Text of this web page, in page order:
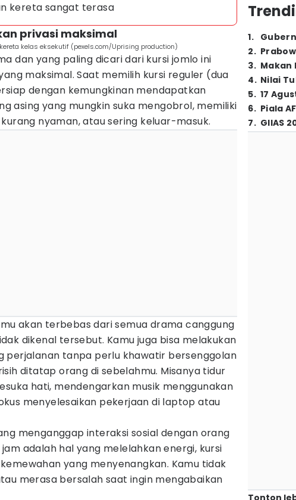
kereta sangat terasa
privasi maksimal
kelas eksekutif (pexels.com/Uprising production)
dan yang paling dicari dari kursi jomlo ini
maksimal. Saat memilih kursi reguler (dua
dengan kemungkinan mendapatkan
asing yang mungkin suka mengobrol, memiliki
nyaman, atau sering keluar-masuk.
akan terbebas dari semua drama canggung
dikenal tersebut. Kamu juga bisa melakukan
perjalanan tanpa perlu khawatir bersenggolan
ditatap orang di sebelahmu. Misanya tidur
hati, mendengarkan musik menggunakan
menyelesaikan pekerjaan di laptop atau
menganggap interaksi sosial dengan orang
adalah hal yang melelahkan energi, kursi
yang menyenangkan. Kamu tidak
merasa bersalah saat ingin mengabaikan
1.
2.
3. Makan
4. Nilai
5. 17
6. Piala
7. GIIAS
Tonton